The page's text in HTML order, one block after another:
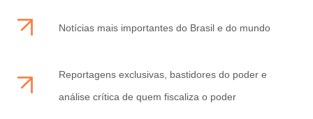
Notícias mais importantes do Brasil e do mundo
Reportagens exclusivas, bastidores do poder e
análise crítica de quem fiscaliza o poder